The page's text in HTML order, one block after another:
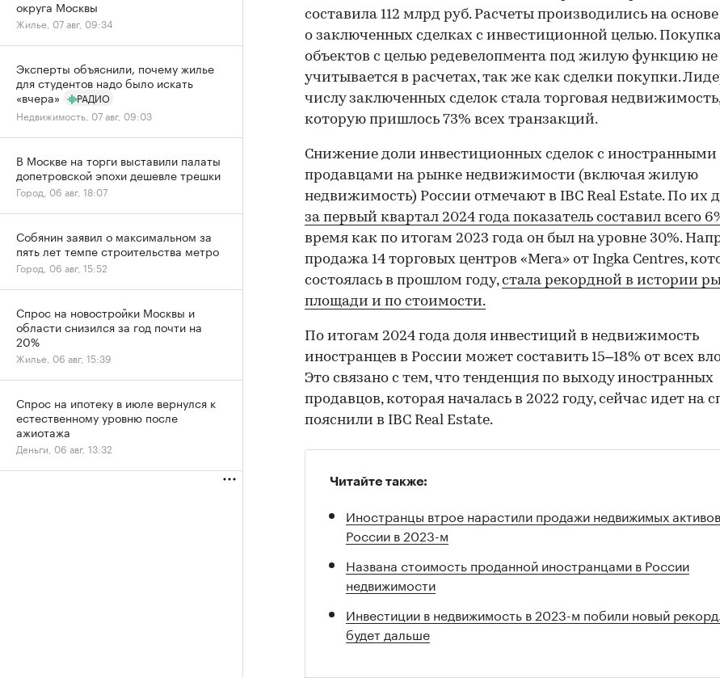
00:00
составила 112 млрд руб. Расчеты производились на
о заключенных сделках с инвестиционной целью.
объектов с целью редевелопмента под жилую функцию не
учитывается в расчетах, так же как сделки покупки.
числу заключенных сделок стала торговая
которую пришлось 73% всех транзакций.
Снижение доли инвестиционных сделок с иностранными
продавцами на рынке недвижимости (включая жилую
недвижимость) России отмечают в IBC Real Estate. По их
за первый квартал 2024 года показатель составил всего
время как по итогам 2023 года он был на уровне 30%.
продажа 14 торговых центров «Мега» от Ingka Centres,
состоялась в прошлом году,стала рекордной в истории
площади и по стоимости.
По итогам 2024 года доля инвестиций в недвижимость
иностранцев в России может составить 15–18% от всех
Это связано с тем, что тенденция по выходу иностранных
продавцов, которая началась в 2022 году, сейчас идет на
пояснили в IBC Real Estate.
Читайте также:
Иностранцы втрое нарастили продажи недвижимых
России в 2023-м
Названа стоимость проданной иностранцами в России
недвижимости
Инвестиции в недвижимость в 2023-м побили новый
будет дальше
округа Москвы
Жилье, 07 авг, 09:34
Эксперты объяснили, почему жилье
для студентов надо было искать
«вчера»
РАДИО
Недвижимость, 07 авг, 09:03
В Москве на торги выставили палаты
допетровской эпохи дешевле трешки
Город, 06 авг, 18:07
Собянин заявил о максимальном за
пять лет темпе строительства метро
Город, 06 авг, 15:52
Спрос на новостройки Москвы и
области снизился за год почти на
20%
Жилье, 06 авг, 15:39
Спрос на ипотеку в июле вернулся к
естественному уровню после
ажиотажа
Деньги, 06 авг, 13:32